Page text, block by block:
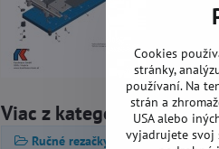
Viac z kategórie
Ručné rezačky obkladov a dlažieb
Cookies
stránky,
používaní. Na
strán a
USA alebo
vyjadrujete svoj